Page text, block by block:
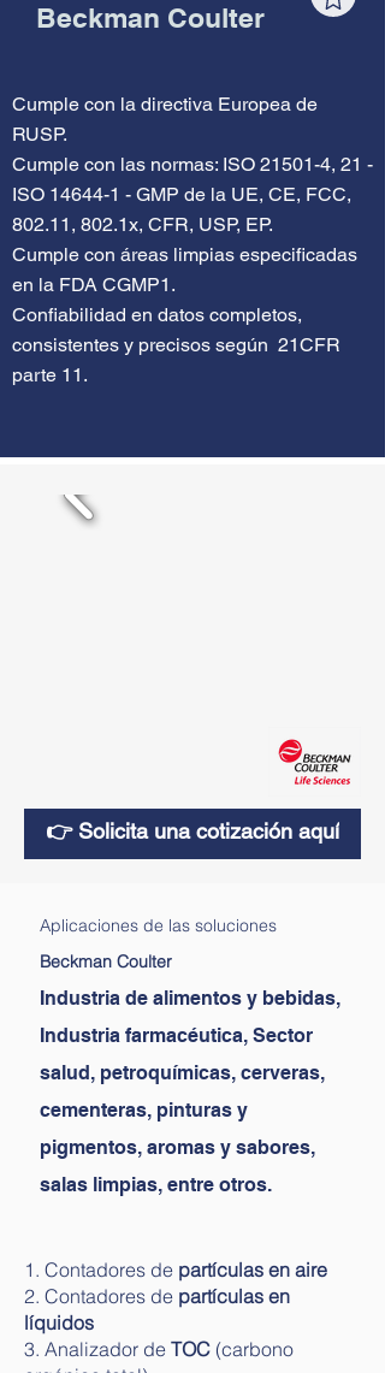
Beckman Coulter
Cumple con la directiva Europea de
RUSP.
Cumple con las normas: ISO 21501-4, 21 -
ISO 14644-1 - GMP de la UE, CE, FCC,
802.11, 802.1x, CFR, USP, EP.
Cumple con áreas limpias especificadas
en la FDA CGMP1.
Confiabilidad en datos completos,
consistentes y precisos según 21CFR
parte 11.
👉 Solicita una cotización aquí
Aplicaciones de las soluciones
Beckman Coulter
Industria de alimentos y bebidas,
Industria farmacéutica, Sector
salud, petroquímicas, cerveras,
cementeras, pinturas y
pigmentos, aromas y sabores,
salas limpias, entre otros.
1. Contadores de partículas en aire
2. Contadores de partículas en
líquidos
3. Analizador de TOC (carbono